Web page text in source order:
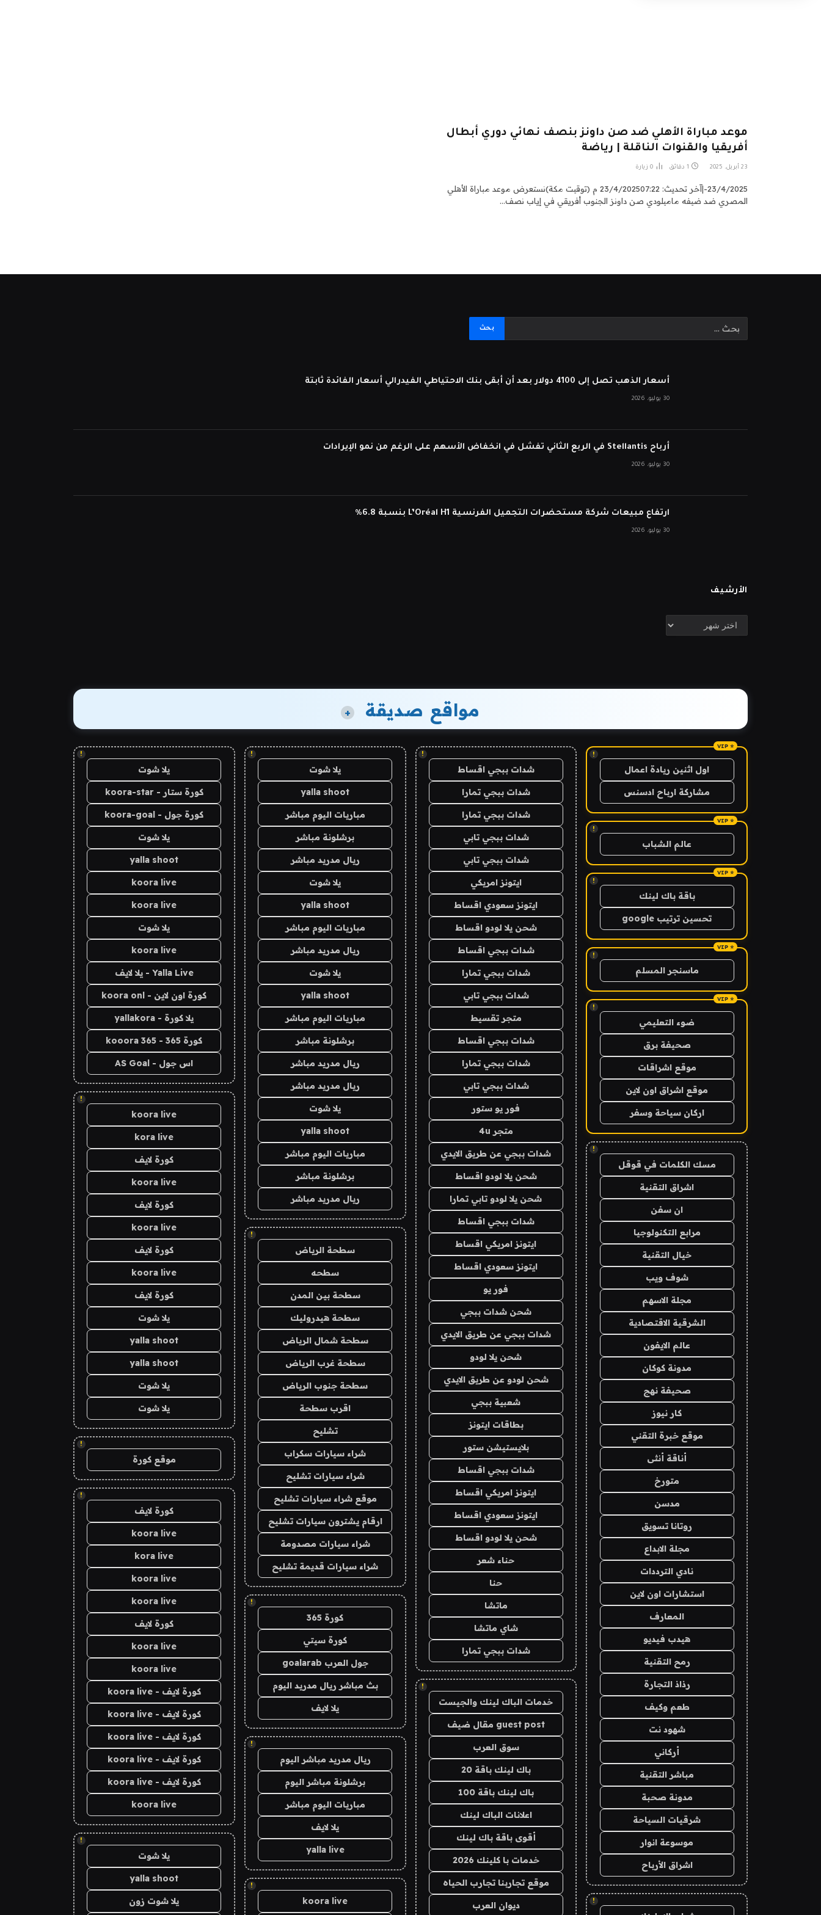
موعد مباراة الأهلي ضد صن داونز بنصف نهائي دوري أبطال
أفريقيا والقنوات الناقلة | رياضة
23 أبريل، 2025 1 دقائق 0 زيارة
23/4/2025-|آخر تحديث: 23/4/202507:22 م (توقيت مكة)نستعرض موعد مباراة الأهلي
المصري ضد ضيفه ماميلودي صن داونز الجنوب أفريقي في إياب نصف…
أسعار الذهب تصل إلى 4100 دولار بعد أن أبقى بنك الاحتياطي الفيدرالي أسعار الفائدة ثابتة
30 يوليو، 2026
أرباح Stellantis في الربع الثاني تفشل في انخفاض الأسهم على الرغم من نمو الإيرادات
30 يوليو، 2026
ارتفاع مبيعات شركة مستحضرات التجميل الفرنسية L’Oréal H1 بنسبة 6.8%
30 يوليو، 2026
الأرشيف
الأرشيف
مواقع صديقة +
!
اول اثنين ريادة اعمال
مشاركة ارباح ادسنس
!
عالم الشباب
!
باقة باك لينك
تحسين ترتيب google
!
ماسنجر المسلم
!
ضوء التعليمي
صحيفة برق
موقع اشراقات
موقع اشراق اون لاين
اركان سياحة وسفر
!
مسك الكلمات في قوقل
اشراق التقنية
ان سفن
مرابع التكنولوجيا
خيال التقنية
شوف ويب
مجلة الاسهم
الشرقية الاقتصادية
عالم الايفون
مدونة كوكان
صحيفة نهج
كار نيوز
موقع خبرة التقني
أناقة أنثى
متورخ
مدسن
روتانا تسويق
مجلة الابداع
نادي الترددات
استشارات اون لاين
المعارف
هيدب فيديو
رمح التقنية
رذاذ التجارة
طعم وكيف
شهود نت
أركاني
مباشر التقنية
مدونة صحبة
شرقيات السياحة
موسوعة انوار
اشراق الأرباح
!
!
شدات ببجي اقساط
شدات ببجي تمارا
شدات ببجي تمارا
شدات ببجي تابي
شدات ببجي تابي
ايتونز امريكي
ايتونز سعودي اقساط
شحن يلا لودو اقساط
شدات ببجي اقساط
شدات ببجي تمارا
شدات ببجي تابي
متجر تقسيط
شدات ببجي اقساط
شدات ببجي تمارا
شدات ببجي تابي
فور يو ستور
متجر 4u
شدات ببجي عن طريق الايدي
شحن يلا لودو اقساط
شحن يلا لودو تابي تمارا
شدات ببجي اقساط
ايتونز امريكي اقساط
ايتونز سعودي اقساط
فور يو
شحن شدات ببجي
شدات ببجي عن طريق الايدي
شحن يلا لودو
شحن لودو عن طريق الايدي
شعبية ببجي
بطاقات ايتونز
بلايستيشن ستور
شدات ببجي اقساط
ايتونز امريكي اقساط
ايتونز سعودي اقساط
شحن يلا لودو اقساط
حناء شعر
حنا
ماتشا
شاي ماتشا
شدات ببجي تمارا
!
خدمات الباك لينك والجيست
guest post مقال ضيف
سوق العرب
باك لينك باقة 20
باك لينك باقة 100
اعلانات الباك لينك
أقوى باقة باك لينك
خدمات با كلينك 2026
موقع تجاربنا تجارب الحياه
ديوان العرب
!
يلا شوت
yalla shoot
مباريات اليوم مباشر
برشلونة مباشر
ريال مدريد مباشر
يلا شوت
yalla shoot
مباريات اليوم مباشر
ريال مدريد مباشر
يلا شوت
yalla shoot
مباريات اليوم مباشر
برشلونة مباشر
ريال مدريد مباشر
ريال مدريد مباشر
يلا شوت
yalla shoot
مباريات اليوم مباشر
برشلونة مباشر
ريال مدريد مباشر
!
سطحة الرياض
سطحه
سطحة بين المدن
سطحة هيدروليك
سطحة شمال الرياض
سطحة غرب الرياض
سطحة جنوب الرياض
اقرب سطحة
تشليح
شراء سيارات سكراب
شراء سيارات تشليح
موقع شراء سيارات تشليح
ارقام يشترون سيارات تشليح
شراء سيارات مصدومة
شراء سيارات قديمة تشليح
!
كورة 365
كورة سيتي
جول العرب goalarab
بث مباشر ريال مدريد اليوم
يلا لايف
!
ريال مدريد مباشر اليوم
برشلونة مباشر اليوم
مباريات اليوم مباشر
يلا لايف
yalla live
!
koora live
!
يلا شوت
كورة ستار - koora-star
كورة جول - koora-goal
يلا شوت
yalla shoot
koora live
koora live
يلا شوت
koora live
Yalla Live - يلا لايف
كورة اون لاين - koora onl
يلا كورة - yallakora
كورة 365 - kooora 365
اس جول - AS Goal
!
koora live
kora live
كورة لايف
koora live
كورة لايف
koora live
كورة لايف
koora live
كورة لايف
يلا شوت
yalla shoot
yalla shoot
يلا شوت
يلا شوت
!
موقع كورة
!
كورة لايف
koora live
kora live
koora live
koora live
كورة لايف
koora live
koora live
كورة لايف - koora live
كورة لايف - koora live
كورة لايف - koora live
كورة لايف - koora live
كورة لايف - koora live
koora live
!
يلا شوت
yalla shoot
يلا شوت زون